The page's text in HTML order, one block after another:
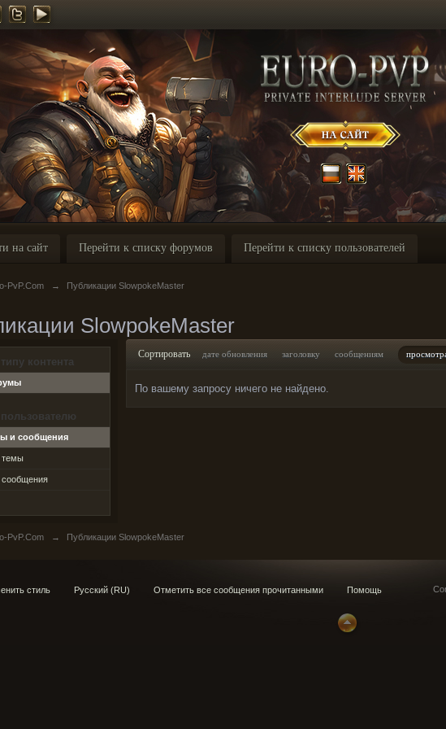
на сайт Перейти к списку форумов Перейти к списку пользователей
PvP.Com → Публикации SlowpokeMaster
SlowpokeMaster
контента
и сообщения
темы
сообщения
Сортировать дате обновления заголовку сообщениям
По вашему запросу ничего не найдено.
PvP.Com → Публикации SlowpokeMaster
стиль Русский (RU) Отметить все сообщения прочитанными Помощь